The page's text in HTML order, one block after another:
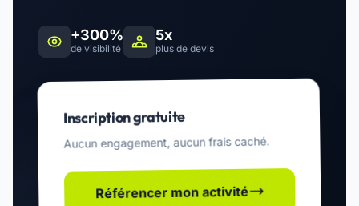
+300%
de visibilité
5x
plus de devis
Inscription gratuite
Aucun engagement, aucun frais caché.
Référencer mon activité